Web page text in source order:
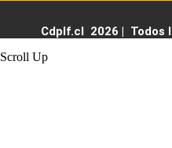
Cdplf.cl 2026 | Todos
Scroll Up